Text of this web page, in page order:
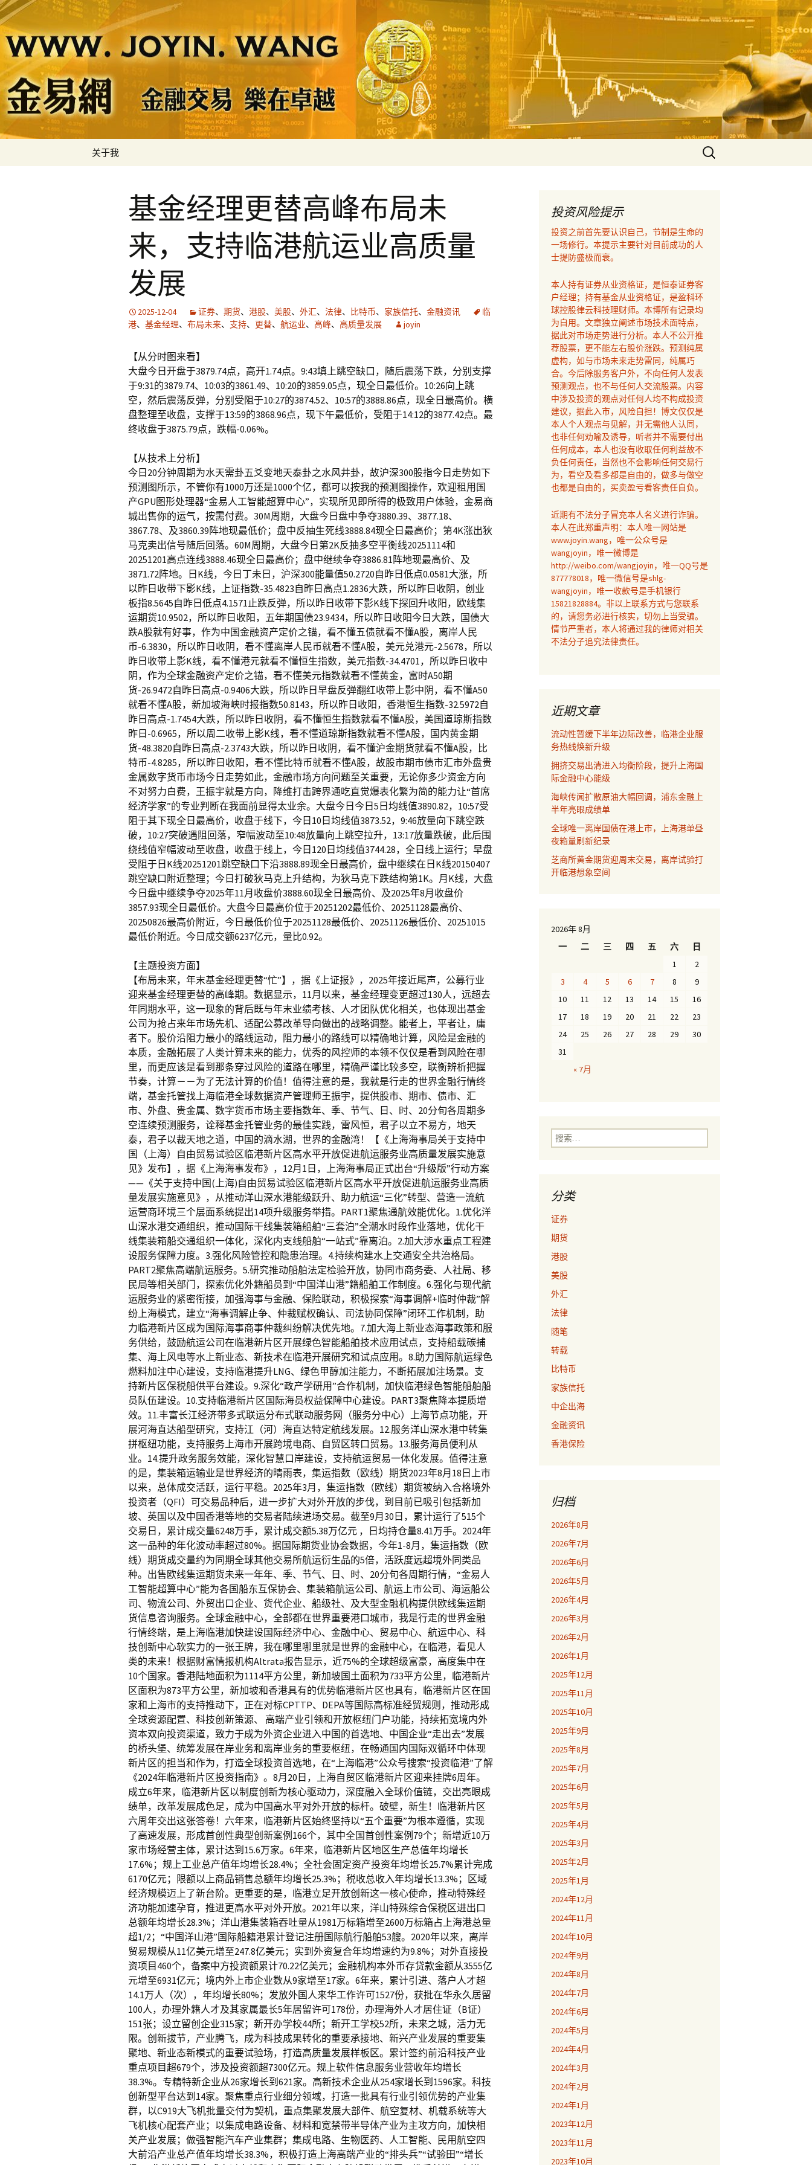
金易网 ｜ 精确严谨比较多空，联衡辨析把握
节奏，计算－－为了无法计算的价值！
金易网
Skip
关于我
搜
索：
基金经理更替高峰布局未
来，支持临港航运业高质量
发展
2025-12-04 证券、 期货、 港股、 美股、 外汇、 法律、 比特币、 家族信托、 金融资讯
临
港、 基金经理、 布局未来、 支持、 更替、 航运业、 高峰、 高质量发展 joyin
【从分时图来看】
大盘今日开盘于3879.74点，高开1.74点。9:43填上跳空缺口，随后震荡下跌，分别支撑
于9:31的3879.74、10:03的3861.49、10:20的3859.05点，现全日最低价。10:26向上跳
空，然后震荡反弹，分别受阻于10:27的3874.52、10:57的3888.86点，现全日最高价。横
盘整理至收盘，支撑于13:59的3868.96点，现下午最低价，受阻于14:12的3877.42点。最
终收盘于3875.79点，跌幅-0.06%。
【从技术上分析】
今日20分钟周期为水天需卦五爻变地天泰卦之水风井卦，故沪深300股指今日走势如下
预测图所示，不管你有1000万还是1000个亿，都可以按我的预测图操作，欢迎租用国
产GPU图形处理器“金易人工智能超算中心”，实现所见即所得的极致用户体验，金易商
城出售你的运气，按需付费。30M周期，大盘今日盘中争夺3880.39、3877.18、
3867.78、及3860.39阵地现最低价；盘中反抽生死线3888.84现全日最高价；第4K涨出狄
马克卖出信号随后回落。60M周期，大盘今日第2K反抽多空平衡线20251114和
20251201高点连线3888.46现全日最高价；盘中继续争夺3886.81阵地现最高价、及
3871.72阵地。日K线，今日丁未日，沪深300能量值50.2720自昨日低点0.0581大涨，所
以昨日收带下影K线，上证指数-35.4823自昨日高点1.2836大跌，所以昨日收阴，创业
板指8.5645自昨日低点4.1571止跌反弹，所以昨日收带下影K线下探回升收阳，欧线集
运期货10.9502，所以昨日收阳，五年期国债23.9434，所以昨日收阳今日大跌，国债大
跌A股就有好事，作为中国金融资产定价之锚，看不懂五债就看不懂A股，离岸人民
币-6.3830，所以昨日收阴，看不懂离岸人民币就看不懂A股，美元兑港元-2.5678，所以
昨日收带上影K线，看不懂港元就看不懂恒生指数，美元指数-34.4701，所以昨日收中
阴，作为全球金融资产定价之锚，看不懂美元指数就看不懂黄金，富时A50期
货-26.9472自昨日高点-0.9406大跌，所以昨日早盘反弹翻红收带上影中阴，看不懂A50
就看不懂A股，新加坡海峡时报指数50.8143，所以昨日收阳，香港恒生指数-32.5972自
昨日高点-1.7454大跌，所以昨日收阴，看不懂恒生指数就看不懂A股，美国道琼斯指数
昨日-0.6965，所以周二收带上影K线，看不懂道琼斯指数就看不懂A股，国内黄金期
货-48.3820自昨日高点-2.3743大跌，所以昨日收阴，看不懂沪金期货就看不懂A股，比
特币-4.8285，所以昨日收阳，看不懂比特币就看不懂A股，故股市期市债市汇市外盘贵
金属数字货币市场今日走势如此，金融市场方向问题至关重要，无论你多少资金方向
不对努力白费，王振宇就是方向，降维打击跨界通吃直觉爆表化繁为简的能力让“首席
经济学家”的专业判断在我面前显得太业余。大盘今日今日5日均线值3890.82，10:57受
阻于其下现全日最高价，收盘于线下，今日10日均线值3873.52，9:46放量向下跳空跌
破，10:27突破遇阻回落，窄幅波动至10:48放量向上跳空拉升，13:17放量跌破，此后围
绕线值窄幅波动至收盘，收盘于线上，今日120日均线值3744.28，全日线上运行；早盘
受阻于日K线20251201跳空缺口下沿3888.89现全日最高价，盘中继续在日K线20150407
跳空缺口附近整理；今日打破狄马克上升结构，为狄马克下跌结构第1K。月K线，大盘
今日盘中继续争夺2025年11月收盘价3888.60现全日最高价、及2025年8月收盘价
3857.93现全日最低价。大盘今日最高价位于20251202最低价、20251128最高价、
20250826最高价附近，今日最低价位于20251128最低价、20251126最低价、20251015
最低价附近。今日成交额6237亿元，量比0.92。
【主题投资方面】
【布局未来，年末基金经理更替“忙”】，据《上证报》，2025年接近尾声，公募行业
迎来基金经理更替的高峰期。数据显示，11月以来，基金经理变更超过130人，远超去
年同期水平，这一现象的背后既与年末业绩考核、人才团队优化相关，也体现出基金
公司为抢占来年市场先机、适配公募改革导向做出的战略调整。能者上，平者让，庸
者下。股价沿阻力最小的路线运动，阻力最小的路线可以精确地计算，风险是金融的
本质，金融拓展了人类计算未来的能力，优秀的风控师的本领不仅仅是看到风险在哪
里，而更应该是看到那条穿过风险的道路在哪里，精确严谨比较多空，联衡辨析把握
节奏，计算－－为了无法计算的价值！值得注意的是，我就是行走的世界金融行情终
端，基金托管找上海临港全球数据资产管理师王振宇，提供股市、期市、债市、汇
市、外盘、贵金属、数字货币市场主要指数年、季、节气、日、时、20分旬各周期多
空连续预测服务，诠释基金托管业务的最佳实践，雷风恒，君子以立不易方，地天
泰，君子以裁天地之道，中国的滴水湖，世界的金融湾！【《上海海事局关于支持中
国（上海）自由贸易试验区临港新片区高水平开放促进航运服务业高质量发展实施意
见》发布】，据《上海海事发布》，12月1日，上海海事局正式出台“升级版”行动方案
——《关于支持中国(上海)自由贸易试验区临港新片区高水平开放促进航运服务业高质
量发展实施意见》，从推动洋山深水港能级跃升、助力航运“三化”转型、营造一流航
运营商环境三个层面系统提出14项升级服务举措。PART1聚焦通航效能优化。1.优化洋
山深水港交通组织，推动国际干线集装箱船舶“三套泊”全潮水时段作业落地，优化干
线集装箱船交通组织一体化，深化内支线船舶“一站式”靠离泊。2.加大涉水重点工程建
设服务保障力度。3.强化风险管控和隐患治理。4.持续构建水上交通安全共治格局。
PART2聚焦高端航运服务。5.研究推动船舶法定检验开放，协同市商务委、人社局、移
民局等相关部门，探索优化外籍船员到“中国洋山港”籍船舶工作制度。6.强化与现代航
运服务业的紧密衔接，加强海事与金融、保险联动，积极探索“海事调解+临时仲裁”解
纷上海模式，建立“海事调解止争、仲裁赋权确认、司法协同保障”闭环工作机制，助
力临港新片区成为国际海事商事仲裁纠纷解决优先地。7.加大海上新业态海事政策和服
务供给，鼓励航运公司在临港新片区开展绿色智能船舶技术应用试点，支持船载碳捕
集、海上风电等水上新业态、新技术在临港开展研究和试点应用。8.助力国际航运绿色
燃料加注中心建设，支持临港提升LNG、绿色甲醇加注能力，不断拓展加注场景。支
持新片区保税船供平台建设。9.深化“政产学研用”合作机制，加快临港绿色智能船舶船
员队伍建设。10.支持临港新片区国际海员权益保障中心建设。PART3聚焦降本提质增
效。11.丰富长江经济带多式联运分布式联动服务网（服务分中心）上海节点功能，开
展河海直达船型研究，支持江（河）海直达特定航线发展。12.服务洋山深水港中转集
拼枢纽功能，支持服务上海市开展跨境电商、自贸区转口贸易。13.服务海员便利从
业。14.提升政务服务效能，深化智慧口岸建设，支持航运贸易一体化发展。值得注意
的是，集装箱运输业是世界经济的晴雨表，集运指数（欧线）期货2023年8月18日上市
以来，总体成交活跃，运行平稳。2025年3月，集运指数（欧线）期货被纳入合格境外
投资者（QFI）可交易品种后，进一步扩大对外开放的步伐，到目前已吸引包括新加
坡、英国以及中国香港等地的交易者陆续进场交易。截至9月30日，累计运行了515个
交易日，累计成交量6248万手，累计成交额5.38万亿元 ，日均持仓量8.41万手。2024年
这一品种的年化波动率超过80%。据国际期货业协会数据，今年1-8月，集运指数（欧
线）期货成交量约为同期全球其他交易所航运衍生品的5倍，活跃度远超境外同类品
种。出售欧线集运期货未来一年年、季、节气、日、时、20分旬各周期行情，“金易人
工智能超算中心”能为各国船东互保协会、集装箱航运公司、航运上市公司、海运船公
司、物流公司、外贸出口企业、货代企业、船级社、及大型金融机构提供欧线集运期
货信息咨询服务。全球金融中心，全部都在世界重要港口城市，我是行走的世界金融
行情终端，是上海临港加快建设国际经济中心、金融中心、贸易中心、航运中心、科
技创新中心软实力的一张王牌，我在哪里哪里就是世界的金融中心，在临港，看见人
类的未来！根据财富情报机构Altrata报告显示，近75%的全球超级富豪，高度集中在
10个国家。香港陆地面积为1114平方公里，新加坡国土面积为733平方公里，临港新片
区面积为873平方公里，新加坡和香港具有的优势临港新片区也具有，临港新片区在国
家和上海市的支持推动下，正在对标CPTTP、DEPA等国际高标准经贸规则，推动形成
全球资源配置、科技创新策源、 高端产业引领和开放枢纽门户功能，持续拓宽境内外
资本双向投资渠道，致力于成为外资企业进入中国的首选地、中国企业“走出去”发展
的桥头堡、统筹发展在岸业务和离岸业务的重要枢纽，在畅通国内国际双循环中体现
新片区的担当和作为，打造全球投资首选地，在“上海临港”公众号搜索“投资临港”了解
《2024年临港新片区投资指南》。8月20日，上海自贸区临港新片区迎来挂牌6周年。
成立6年来，临港新片区以制度创新为核心驱动力，深度融入全球价值链，交出亮眼成
绩单，改革发展成色足，成为中国高水平对外开放的标杆。破壁，新生！临港新片区
六周年交出这张答卷！六年来，临港新片区始终坚持以“五个重要”为根本遵循，实现
了高速发展，形成首创性典型创新案例166个，其中全国首创性案例79个；新增近10万
家市场经营主体，累计达到15.6万家。6年来，临港新片区地区生产总值年均增长
17.6%；规上工业总产值年均增长28.4%；全社会固定资产投资年均增长25.7%累计完成
6170亿元；限额以上商品销售总额年均增长25.3%；税收总收入年均增长13.3%；区域
经济规模迈上了新台阶。更重要的是，临港立足开放创新这一核心使命，推动特殊经
济功能加速孕育，推进更高水平对外开放。2021年以来，洋山特殊综合保税区进出口
总额年均增长28.3%；洋山港集装箱吞吐量从1981万标箱增至2600万标箱占上海港总量
超1/2；“中国洋山港”国际船籍港累计登记注册国际航行船舶53艘。2020年以来，离岸
贸易规模从11亿美元增至247.8亿美元；实到外资复合年均增速约为9.8%；对外直接投
资项目460个，备案中方投资额累计70.22亿美元；金融机构本外币存贷款金额从3555亿
元增至6931亿元；境内外上市企业数从9家增至17家。6年来，累计引进、落户人才超
14.1万人（次），年均增长80%；发放外国人来华工作许可1527份，获批在华永久居留
100人，办理外籍人才及其家属最长5年居留许可178份，办理海外人才居住证（B证）
151张；设立留创企业315家；新开办学校44所；新开工学校52所，未来之城，活力无
限。创新拔节，产业腾飞，成为科技成果转化的重要承接地、新兴产业发展的重要集
聚地、新业态新模式的重要试验场，打造高质量发展样板区。累计签约前沿科技产业
重点项目超679个，涉及投资额超7300亿元。规上软件信息服务业营收年均增长
38.3%。专精特新企业从26家增长到621家。高新技术企业从254家增长到1596家。科技
创新型平台达到14家。聚焦重点行业细分领域，打造一批具有行业引领优势的产业集
群，以C919大飞机批量交付为契机，重点集聚发展大部件、航空复材、机载系统等大
飞机核心配套产业；以集成电路设备、材料和宽禁带半导体产业为主攻方向，加快相
关产业发展；做强智能汽车产业集群；集成电路、生物医药、人工智能、民用航空四
大前沿产业总产值年均增长38.3%，积极打造上海高端产业的“排头兵”“试验田”“增长
投资风险提示
投资之前首先要认识自己，节制是生命的
一场修行。本提示主要针对目前成功的人
士提防盛极而衰。
本人持有证券从业资格证，是恒泰证券客
户经理；持有基金从业资格证，是盈科环
球控股律云科技理财师。本博所有记录均
为自用。文章独立阐述市场技术面特点，
据此对市场走势进行分析。本人不公开推
荐股票，更不能左右股价涨跌。预测纯属
虚构，如与市场未来走势雷同，纯属巧
合。今后除服务客户外，不向任何人发表
预测观点，也不与任何人交流股票。内容
中涉及投资的观点对任何人均不构成投资
建议，据此入市，风险自担！博文仅仅是
本人个人观点与见解，并无需他人认同，
也非任何劝喻及诱导，听者并不需要付出
任何成本，本人也没有收取任何利益故不
负任何责任，当然也不会影响任何交易行
为，看空及看多都是自由的，做多与做空
也都是自由的，买卖盈亏看客责任自负。
近期有不法分子冒充本人名义进行诈骗。
本人在此郑重声明：本人唯一网站是
www.joyin.wang，唯一公众号是
wangjoyin，唯一微博是
http://weibo.com/wangjoyin，唯一QQ号是
877778018，唯一微信号是shlg-
wangjoyin，唯一收款号是手机银行
15821828884。非以上联系方式与您联系
的，请您务必进行核实，切勿上当受骗。
情节严重者，本人将通过我的律师对相关
不法分子追究法律责任。
近期文章
流动性暂缓下半年边际改善，临港企业服
务热线焕新升级
拥挤交易出清进入均衡阶段，提升上海国
际金融中心能级
海峡传闻扩散原油大幅回调，浦东金融上
半年亮眼成绩单
全球唯一离岸国债在港上市，上海港单昼
夜箱量刷新纪录
芝商所黄金期货迎周末交易，离岸试验打
开临港想象空间
2026年 8月
一
二 三 四 五 六
日
1
2
3
4 5 6 7 8
9
10
11 12 13 14 15
16
17
18 19 20 21 22
23
24
25 26 27 28 29
30
31
« 7月
搜
索：
分类
证券
期货
港股
美股
外汇
法律
随笔
转载
比特币
家族信托
中企出海
金融资讯
香港保险
归档
2026年8月
2026年7月
2026年6月
2026年5月
2026年4月
2026年3月
2026年2月
2026年1月
2025年12月
2025年11月
2025年10月
2025年9月
2025年8月
2025年7月
2025年6月
2025年5月
2025年4月
2025年3月
2025年2月
2025年1月
2024年12月
2024年11月
2024年10月
2024年9月
2024年8月
2024年7月
2024年6月
2024年5月
2024年4月
2024年3月
2024年2月
2024年1月
2023年12月
2023年11月
2023年10月